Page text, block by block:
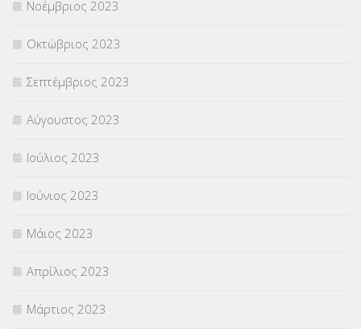
Νοέμβριος 2023
Οκτώβριος 2023
Σεπτέμβριος 2023
Αύγουστος 2023
Ιούλιος 2023
Ιούνιος 2023
Μάιος 2023
Απρίλιος 2023
Μάρτιος 2023